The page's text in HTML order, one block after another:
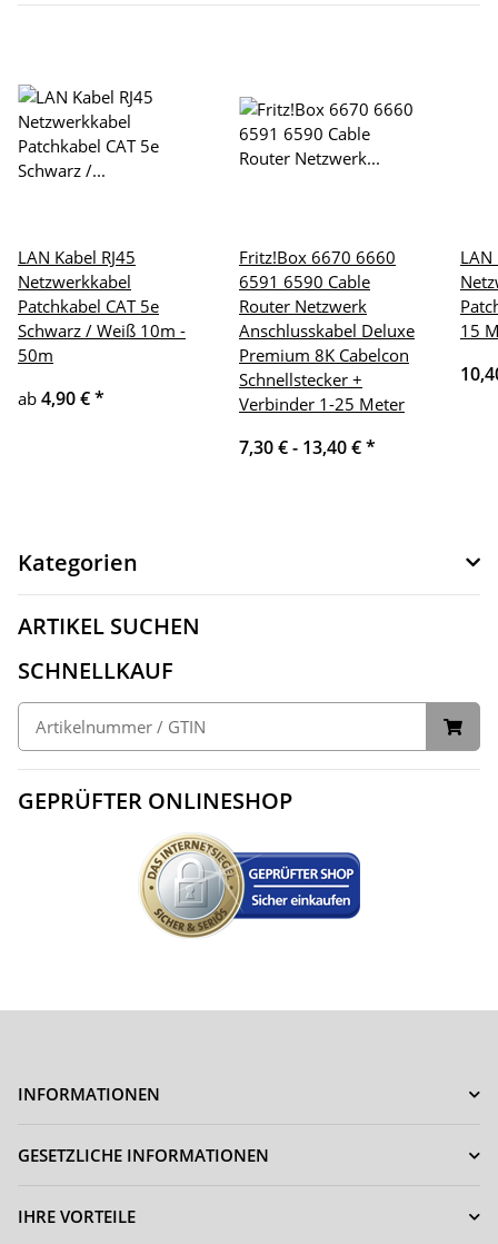
LAN Kabel RJ45
Netzwerkkabel
Patchkabel CAT 5e
Schwarz / Weiß 10m -
50m
ab 4,90 €*
Fritz!Box 6670 6660
6591 6590 Cable
Router Netzwerk
Anschlusskabel Deluxe
Premium 8K Cabelcon
Schnellstecker +
Verbinder 1-25 Meter
7,30 € - 13,40 €*
LAN
15
Kategorien
ARTIKEL SUCHEN
SCHNELLKAUF
GEPRÜFTER ONLINESHOP
INFORMATIONEN
GESETZLICHE INFORMATIONEN
IHRE VORTEILE